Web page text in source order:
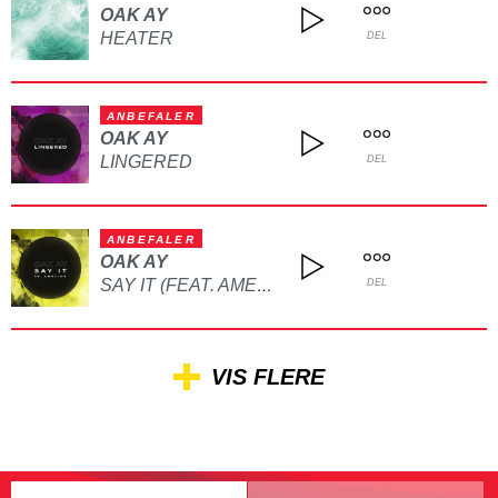
OAK AY
HEATER
DEL
ANBEFALER
OAK AY
LINGERED
DEL
ANBEFALER
OAK AY
SAY IT (FEAT. AMELINE) DEL
VIS FLERE